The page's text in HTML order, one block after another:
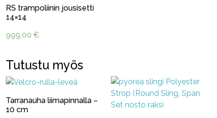
RS trampoliinin jousisetti
14×14
999,00 €
Tutustu myös
Tarranauha liimapinnalla –
10 cm